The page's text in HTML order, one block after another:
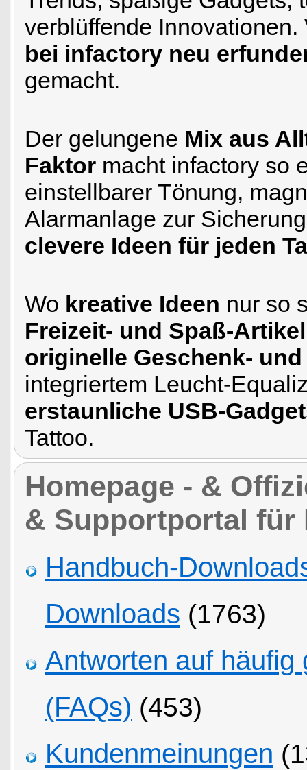
verblüffende
bei infactory neu
gemacht.
Der gelungene Mix aus
Faktor macht infactory so
einstellbarer Tönung,
Alarmanlage zur
clevere Ideen für jeden
Wo kreative Ideen nur so
Freizeit- und Spaß-
originelle Geschenk-
integriertem Leucht-
erstaunliche USB-
Tattoo.
Homepage - &
& Supportportal für
Handbuch-
Downloads (1763)
Antworten auf häufig
(FAQs) (453)
Kundenmeinungen